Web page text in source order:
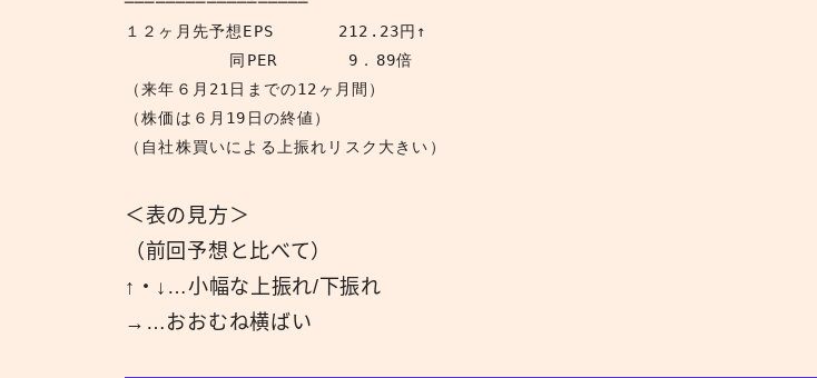
１２ヶ月先予想EPS	212.23円↑
  　　　　　同PER	 9．89倍
（来年６月21日までの12ヶ月間）
（株価は６月19日の終値）
（自社株買いによる上振れリスク大きい）
＜表の見方＞
（前回予想と比べて）
↑・↓…小幅な上振れ/下振れ
→…おおむね横ばい